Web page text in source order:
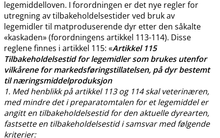
legemiddelloven. I forordningen er det nye regler for
utregning av tilbakeholdelsestider ved bruk av
legemidler til matproduserende dyr etter den såkalte
«kaskaden» (forordningens artikkel 113-114). Disse
reglene finnes i artikkel 115: «Artikkel 115
Tilbakeholdelsestid for legemidler som brukes utenfor
vilkårene for markedsføringstillatelsen, på dyr bestemt
til næringsmiddelproduksjon
1. Med henblikk på artikkel 113 og 114 skal veterinæren,
med mindre det i preparatomtalen for et legemiddel er
angitt en tilbakeholdelsestid for den aktuelle dyrearten,
fastsette en tilbakeholdelsestid i samsvar med følgende
kriterier: